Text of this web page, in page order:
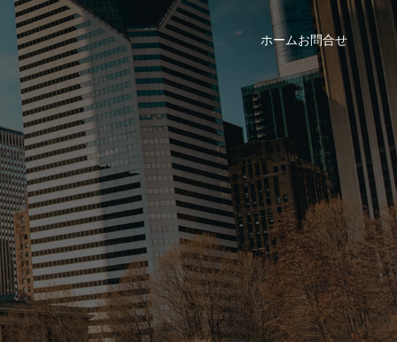
ホームお問合せ